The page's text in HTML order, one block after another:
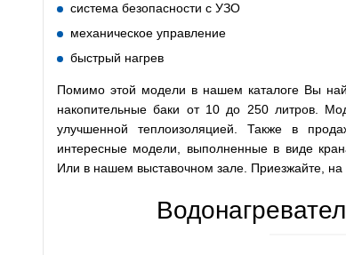
система безопасности c УЗО
механическое управление
быстрый нагрев
Помимо этой модели в нашем каталоге Вы
накопительные баки от 10 до 250 литров.
улучшенной теплоизоляцией. Также в
интересные модели, выполненные в виде
Или в нашем выставочном зале. Приезжайте,